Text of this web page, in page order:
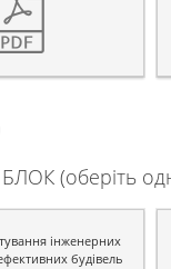
(оберіть
інженерних
будівель